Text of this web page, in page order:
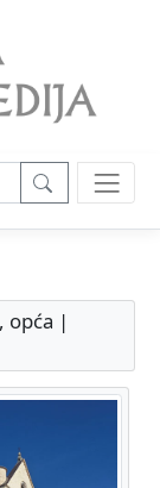
opća |